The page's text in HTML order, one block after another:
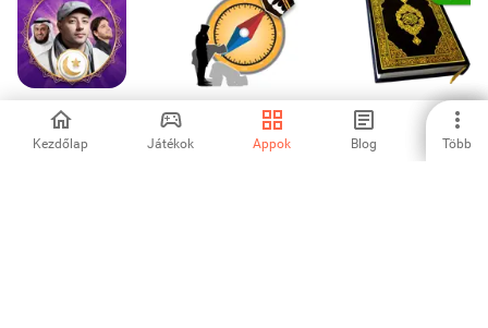
Kezdőlap Játékok Appok Blog Több
أناشيد دينية
-
Digitális giroszkóp
Al Quran : Holy
Quran Offline